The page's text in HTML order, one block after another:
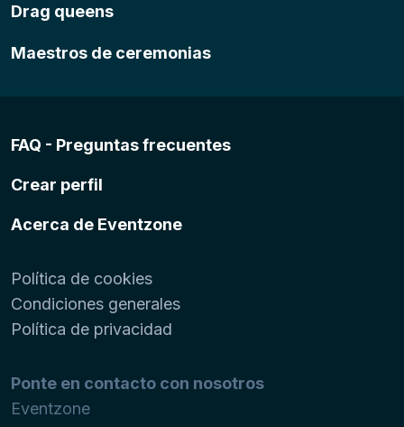
Drag queens
Maestros de ceremonias
FAQ - Preguntas frecuentes
Crear perfil
Acerca de Eventzone
Política de cookies
Condiciones generales
Política de privacidad
Ponte en contacto con nosotros
Eventzone